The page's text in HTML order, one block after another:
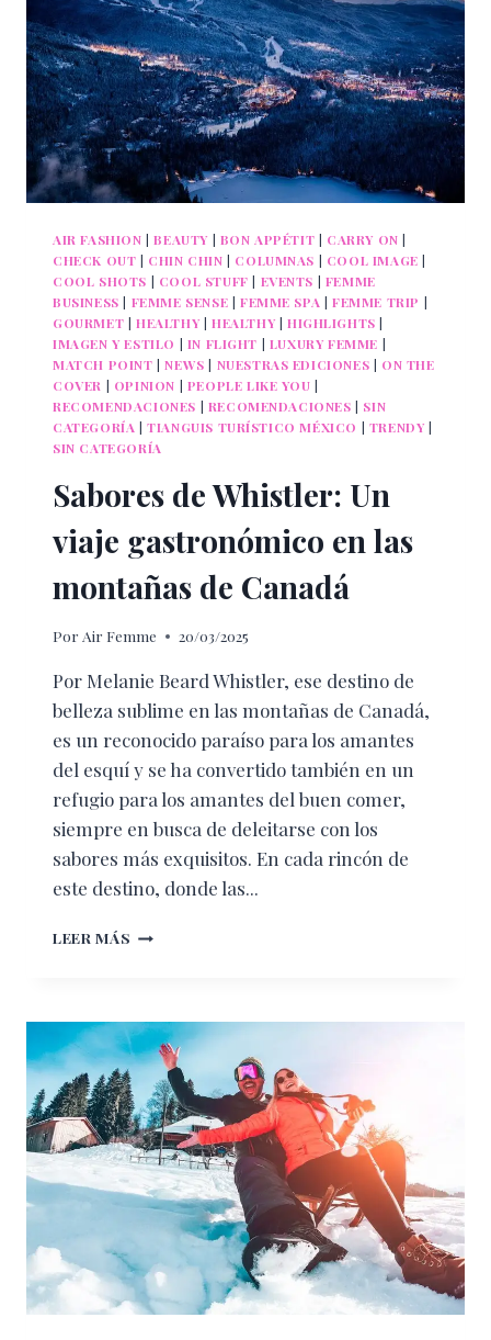
AIR FASHION |BEAUTY | BON APPÉTIT | CARRY ON |
CHECK OUT | CHIN CHIN | COLUMNAS | COOL IMAGE |
COOL SHOTS | COOL STUFF | EVENTS | FEMME
BUSINESS | FEMME SENSE | FEMME SPA |FEMME TRIP |
GOURMET | HEALTHY | HEALTHY | HIGHLIGHTS |
IMAGEN Y ESTILO | IN FLIGHT | LUXURY FEMME |
MATCH POINT |NEWS | NUESTRAS EDICIONES | ON THE
COVER | OPINION | PEOPLE LIKE YOU |
RECOMENDACIONES | RECOMENDACIONES | SIN
CATEGORÍA |TIANGUIS TURÍSTICO MÉXICO | TRENDY |
SIN CATEGORÍA
Sabores de Whistler: Un
viaje gastronómico en las
montañas de Canadá
Por Air Femme 20/03/2025
Por Melanie Beard Whistler, ese destino de
belleza sublime en las montañas de Canadá,
es un reconocido paraíso para los amantes
del esquí y se ha convertido también en un
refugio para los amantes del buen comer,
siempre en busca de deleitarse con los
sabores más exquisitos. En cada rincón de
este destino, donde las...
LEER MÁS SABORES
VIAJE
GASTRONÓMICO
EN
LAS
MONTAÑAS
DE
CANADÁ